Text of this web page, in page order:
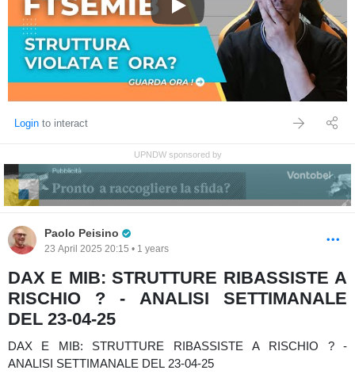
#dax #ftsemib #previsionedax #previsionemib
DAX E MIB -
Login to interact
UPNDW sponsored by
Paolo Peisino
23 April 2025 20:15 • 1 years
DAX E MIB: STRUTTURE RIBASSISTE A
RISCHIO ? - ANALISI SETTIMANALE
DEL 23-04-25
DAX E MIB: STRUTTURE RIBASSISTE A RISCHIO ? -
ANALISI SETTIMANALE DEL 23-04-25